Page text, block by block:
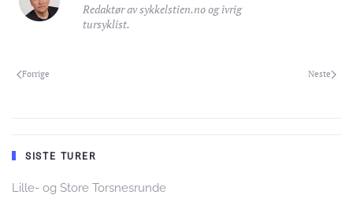
Redaktør av sykkelstien.no og ivrig
tursyklist.
Forrige Neste
SISTE TURER
Lille- og Store Torsnesrunde